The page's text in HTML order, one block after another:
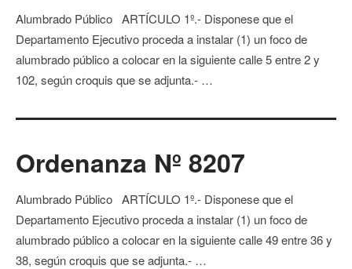
Alumbrado Público ARTÍCULO 1º.- Disponese que el
Departamento Ejecutivo proceda a instalar (1) un foco de
alumbrado público a colocar en la siguiente calle 5 entre 2 y
102, según croquis que se adjunta.- …
Ordenanza Nº 8207
Alumbrado Público ARTÍCULO 1º.- Disponese que el
Departamento Ejecutivo proceda a instalar (1) un foco de
alumbrado público a colocar en la siguiente calle 49 entre 36 y
38, según croquis que se adjunta.- …